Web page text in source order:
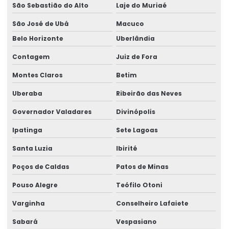
São Sebastião do Alto Laje do Muriaé
São José de Ubá
Macuco
Belo Horizonte
Uberlândia
Contagem Juiz de Fora
Montes Claros Betim
Uberaba Ribeirão das Neves
Governador Valadares Divinópolis
Ipatinga Sete Lagoas
Santa Luzia Ibirité
Poços de Caldas Patos de Minas
Pouso Alegre Teófilo Otoni
Varginha Conselheiro Lafaiete
Sabará Vespasiano